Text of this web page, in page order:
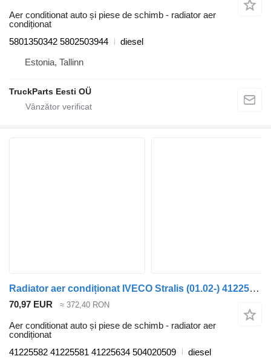
Aer conditionat auto și piese de schimb - radiator aer
condiționat
5801350342 5802503944
diesel
Estonia, Tallinn
TruckParts Eesti OÜ
Radiator aer condiționat IVECO Stralis (01.02-) 41225582 pentru cap tractor IVECO Stralis, Trakker (2002-)
70,97 EUR ≈ 372,40 RON
Aer conditionat auto și piese de schimb - radiator aer
condiționat
41225582 41225581 41225634 504020509
diesel